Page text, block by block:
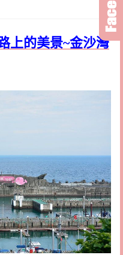
上的美景~金沙灣